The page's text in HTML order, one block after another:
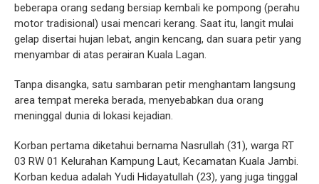
beberapa orang sedang bersiap kembali ke pompong (perahu
motor tradisional) usai mencari kerang. Saat itu, langit mulai
gelap disertai hujan lebat, angin kencang, dan suara petir yang
menyambar di atas perairan Kuala Lagan.
Tanpa disangka, satu sambaran petir menghantam langsung
area tempat mereka berada, menyebabkan dua orang
meninggal dunia di lokasi kejadian.
Korban pertama diketahui bernama Nasrullah (31), warga RT
03 RW 01 Kelurahan Kampung Laut, Kecamatan Kuala Jambi.
Korban kedua adalah Yudi Hidayatullah (23), yang juga tinggal